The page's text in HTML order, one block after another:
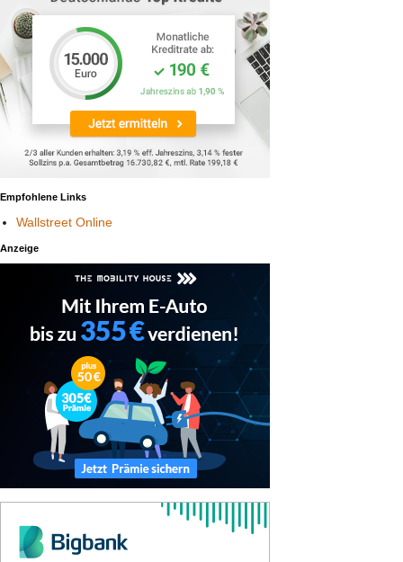
Empfohlene Links
Wallstreet Online
Anzeige